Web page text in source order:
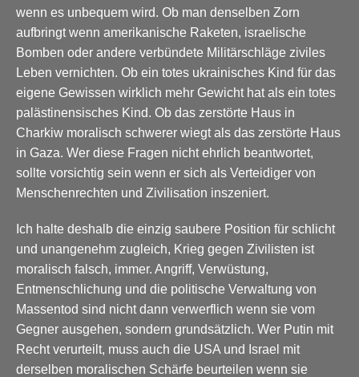
wenn es unbequem wird. Ob man denselben Zorn
aufbringt wenn amerikanische Raketen, israelische
Bomben oder andere verbündete Militärschläge ziviles
Leben vernichten. Ob ein totes ukrainisches Kind für das
eigene Gewissen wirklich mehr Gewicht hat als ein totes
palästinensisches Kind. Ob das zerstörte Haus in
Charkiw moralisch schwerer wiegt als das zerstörte Haus
in Gaza. Wer diese Fragen nicht ehrlich beantwortet,
sollte vorsichtig sein wenn er sich als Verteidiger von
Menschenrechten und Zivilisation inszeniert.
Ich halte deshalb die einzig saubere Position für schlicht
und unangenehm zugleich, Krieg gegen Zivilisten ist
moralisch falsch, immer. Angriff, Verwüstung,
Entmenschlichung und die politische Verwaltung von
Massentod sind nicht dann verwerflich wenn sie vom
Gegner ausgehen, sondern grundsätzlich. Wer Putin mit
Recht verurteilt, muss auch die USA und Israel mit
derselben moralischen Schärfe beurteilen wenn sie